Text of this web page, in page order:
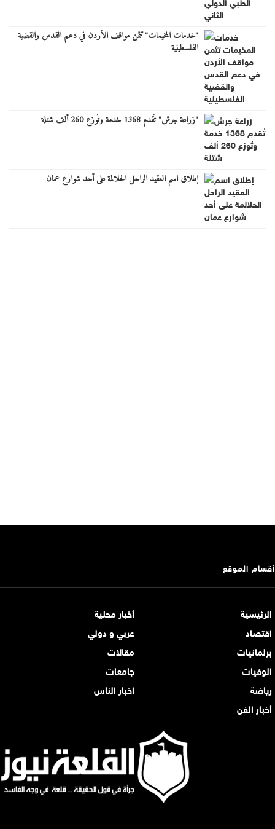
"خدمات المخيمات" تثمن مواقف الأردن في دعم القدس والقضية
الفلسطينية
"زراعة جرش" تُقدم 1368 خدمة وتُوزع 260 ألف شتلة
إطلاق اسم العقيد الراحل الحلالمة على أحد شوارع عمان
أقسام الموقع
الرئيسية
أخبار محلية
اقتصاد
عربي و دولي
برلمانيات
مقالات
الوفيات
جامعات
رياضة
اخبار الناس
أخبار الفن